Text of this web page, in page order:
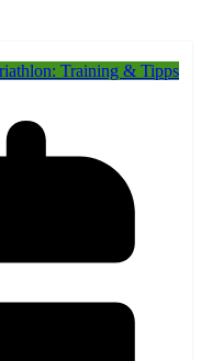
Training & Tipps